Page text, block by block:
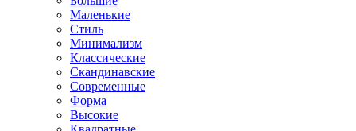
Маленькие
Стиль
Минимализм
Классические
Скандинавские
Современные
Форма
Высокие